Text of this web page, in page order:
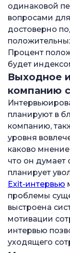
одинаковой
вопросами
достоверно
Процент
будет
Выходное
компанию
планируют в
компанию,
уровня
каково
что он думает
планирует
Exit-интервью
проблемы
выстроена
мотивации
интервью
уходящего